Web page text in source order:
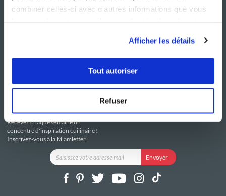
combiner celles-ci avec d'autres informations que vous
Afficher les détails
Tout autoriser
Refuser
Le Mag'
i-Cook'in
Contactez-nous
Mentions légales
Politique de confidentialité
Utilisation des Cookies
Recevez chaque semaine un
concentré d'inspiration cuilinaire !
Inscrivez-vous à la Miamletter.